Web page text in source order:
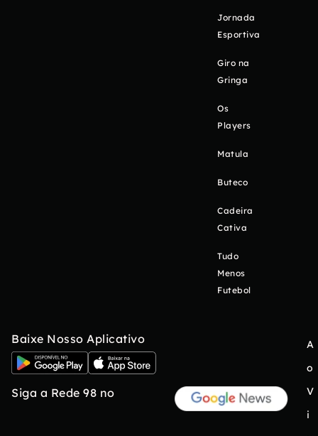
Jornada
Esportiva
Giro na
Gringa
Os
Players
Matula
Buteco
Cadeira
Cativa
Tudo
Menos
Futebol
Baixe Nosso Aplicativo
Siga a Rede 98 no
A
o
V
i